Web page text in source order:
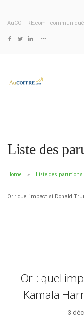
AuCOFFRE.com |
Liste des
Home Liste des parutions
Or : quel impact si Donald
Or : quel
Kamala
3